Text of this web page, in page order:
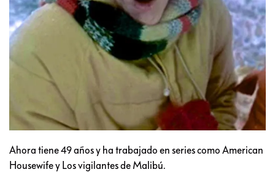
Ahora tiene 49 años y ha trabajado en series como American
Housewife y Los vigilantes de Malibú.